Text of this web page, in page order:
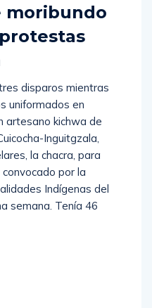
moribundo
disparos mientras
uniformados en
artesano kichwa de
Inguitgzala,
la chacra, para
por la
Indígenas del
semana. Tenía 46